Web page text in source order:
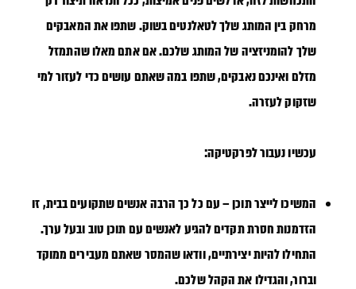
מרחק בין המותג שלך לטאלנטים בשוק. שתפו את המאבקים
שלך להומניזציה של המותג שלכם. אם אתם מאלו שהתמזל
מזלם ואינכם נאבקים, שתפו במה שאתם עושים כדי לעזור למי
שזקוק לעזרה.
עכשיו נעבור לפרקטיקה:
המשיכו לייצר תוכן –עם כל כך הרבה אנשים שתקועים בבית, זו
הזדמנות חסרת תקדים להגיע לאנשים עם תוכן טוב ובעל ערך.
התחילו להיות יצירתיים, וודאו שהמסר שאתם מעבירים ממוקד
וברור, והגדילו את הקהל שלכם.